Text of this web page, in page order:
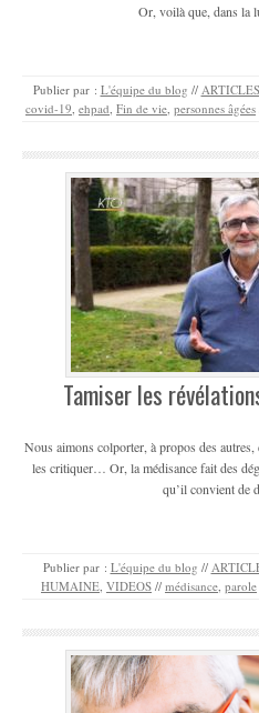
Or, voilà que, dans la
Publier par : L'équipe du blog // ARTICLES
covid-19 ehpad Fin de vie personnes âgées
Tamiser les
Nous aimons colporter, à propos des
les critiquer… Or, la médisance fait des
qu’il convient de
Publier par : L'équipe du blog //
HUMAINE VIDEOS // médisance parole